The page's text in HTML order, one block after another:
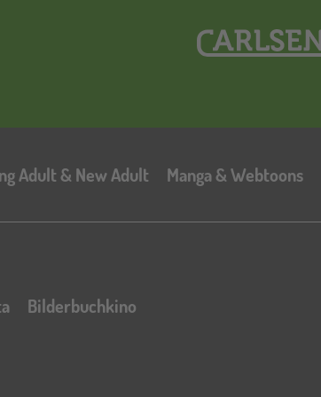
Hauptnavigation
Adult & New Adult Manga & Webtoons
Bilderbuchkino